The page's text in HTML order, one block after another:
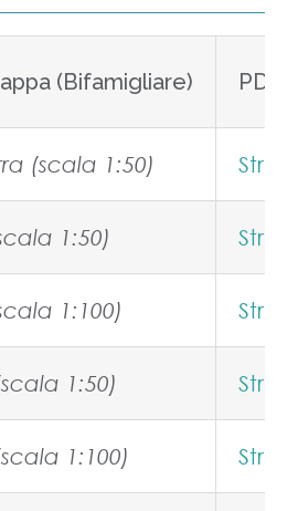
(Bifamigliare) PDF
(scala 1:50)
1:50)
1:100)
1:50)
1:100)